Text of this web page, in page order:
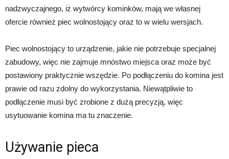
nadzwyczajnego, iż wytwórcy kominków, mają we własnej
ofercie również piec wolnostojący oraz to w wielu wersjach.
Piec wolnostojący to urządzenie, jakie nie potrzebuje specjalnej
zabudowy, więc nie zajmuje mnóstwo miejsca oraz może być
postawiony praktycznie wszędzie. Po podłączeniu do komina jest
prawie od razu zdolny do wykorzystania. Niewątpliwie to
podłączenie musi być zrobione z dużą precyzją, więc
usytuowanie komina ma tu znaczenie.
Używanie pieca